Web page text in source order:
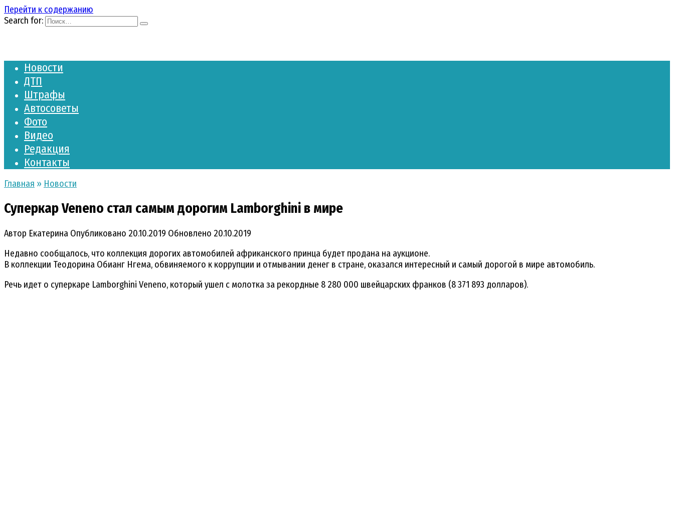
Перейти к содержанию
Search for:
Новости
ДТП
Штрафы
Автосоветы
Фото
Видео
Редакция
Контакты
Главная » Новости
Суперкар Veneno стал самым дорогим Lamborghini в мире
Автор Екатерина Опубликовано 20.10.2019 Обновлено 20.10.2019
Недавно сообщалось, что коллекция дорогих автомобилей африканского принца будет продана на аукционе.
В коллекции Теодорина Обианг Нгема, обвиняемого к коррупции и отмывании денег в стране, оказался интересный и самый дорогой в мире автомобиль.
Речь идет о суперкаре Lamborghini Veneno, который ушел с молотка за рекордные 8 280 000 швейцарских франков (8 371 893 долларов).